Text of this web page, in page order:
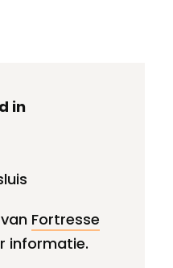
in
Fortresse
informatie.